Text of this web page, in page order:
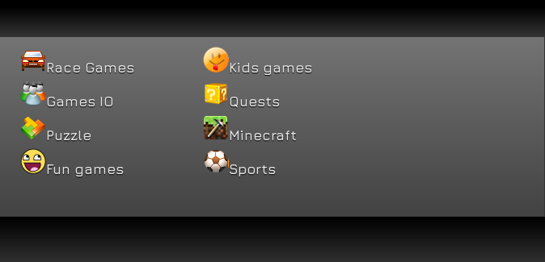
Race Games Kids games
Games IO Quests
Puzzle Minecraft
Fun games Sports